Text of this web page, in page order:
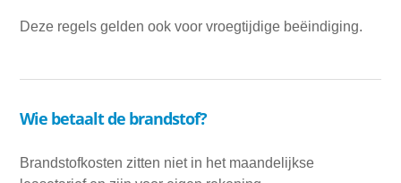
Deze regels gelden ook voor vroegtijdige beëindiging.
Wie betaalt de brandstof?
Brandstofkosten zitten niet in het maandelijkse